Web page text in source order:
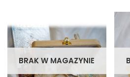
BRAK W MAGAZYNIE